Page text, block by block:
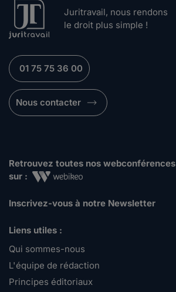
Juritravail, nous rendons
le droit plus simple !
01 75 75 36 00
Nous contacter
Retrouvez toutes nos webconférences
sur :
Inscrivez-vous à notre Newsletter
Liens utiles :
Qui sommes-nous
L'équipe de rédaction
Principes éditoriaux